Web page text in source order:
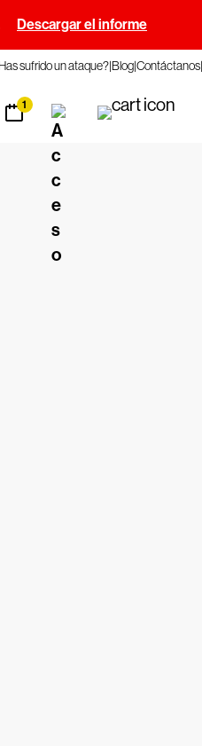
Descargar el informe
sufrido un ataque?BlogContáctanos
1